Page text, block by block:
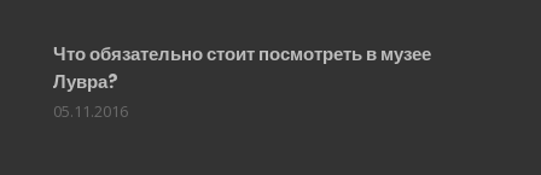
Что обязательно стоит посмотреть в музее
Лувра?
05.11.2016